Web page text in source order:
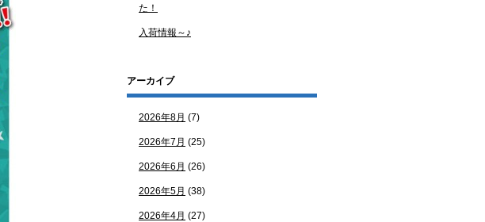
た！
入荷情報～♪
アーカイブ
2026年8月 (7)
2026年7月 (25)
2026年6月 (26)
2026年5月 (38)
2026年4月 (27)